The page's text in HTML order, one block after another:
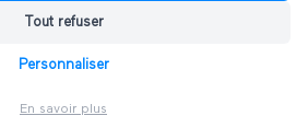
Bonjour. APAH-Finances, Accompagner,
Tout refuser
Personnaliser
En savoir plus